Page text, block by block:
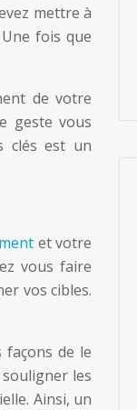
mettre à
fois que
de votre
geste vous
clés est un
et votre
vous faire
vos cibles.
de le
les
Ainsi, un